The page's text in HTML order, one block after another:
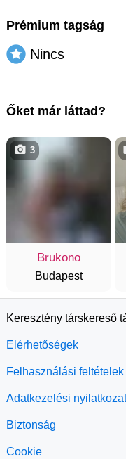
Prémium tagság
Nincs
Őket már láttad?
Brukono
Budapest
3
Keresztény társkereső
Elérhetőségek
Felhasználási feltételek
Adatkezelési nyilatkozat
Biztonság
Cookie